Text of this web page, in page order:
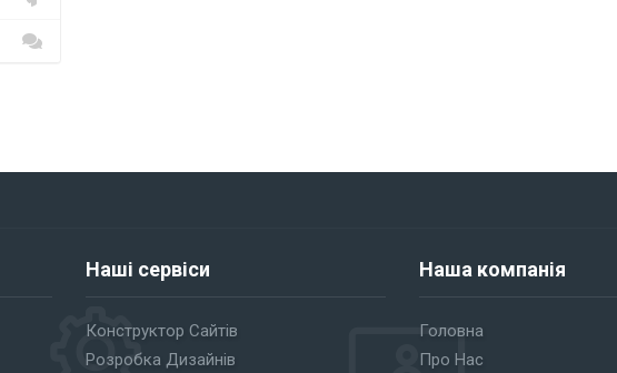
Наші сервіси
Конструктор Сайтів
Розробка Дизайнів
Наша компанія
Головна
Про Нас